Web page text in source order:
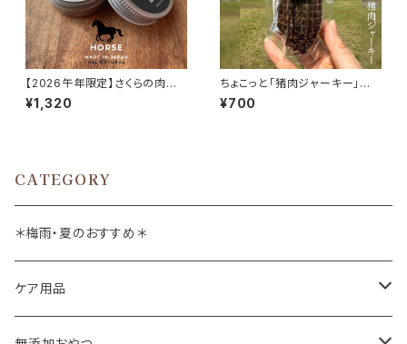
【2026午年限定】さくらの肉球
バァム 10g 馬油 日本ミツバチ
肉球クリーム
¥1,320
ちょこっと「猪肉ジャーキー」ジ
ビエいのしし おやつ
¥700
CATEGORY
＊梅雨・夏のおすすめ＊
ケア用品